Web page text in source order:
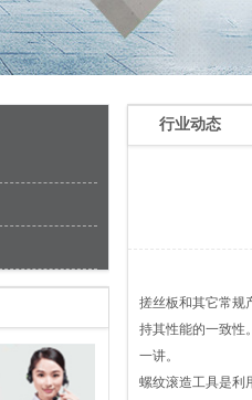
行业动态
搓丝板和其它常规
持其性能的一致性
一讲。
螺纹滚造工具是利